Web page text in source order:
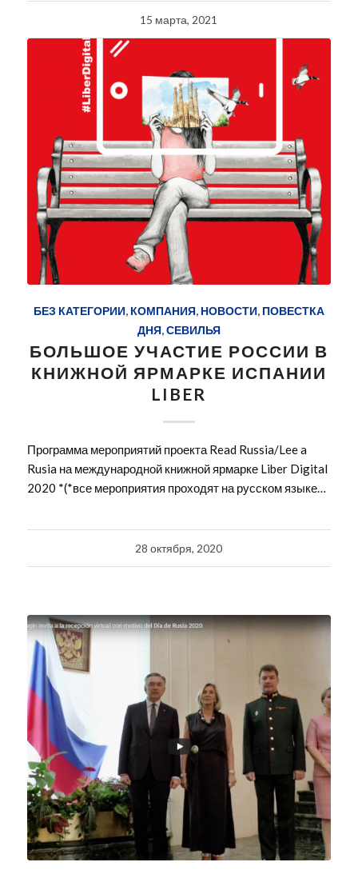
15 марта, 2021
БЕЗ КАТЕГОРИИ, КОМПАНИЯ, НОВОСТИ, ПОВЕСТКА
ДНЯ,СЕВИЛЬЯ
БОЛЬШОЕ УЧАСТИЕ РОССИИ В
КНИЖНОЙ ЯРМАРКЕ ИСПАНИИ
LIBER
Программа мероприятий проекта Read Russia/Lee a
Rusia на международной книжной ярмарке Liber Digital
2020 *(*все мероприятия проходят на русском языке…
28 октября, 2020